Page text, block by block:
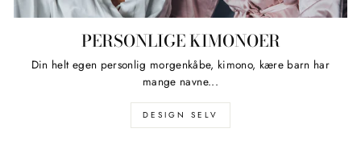
PERSONLIGE KIMONOER
Din helt egen personlig morgenkåbe, kimono, kære barn har
mange navne...
DESIGN SELV